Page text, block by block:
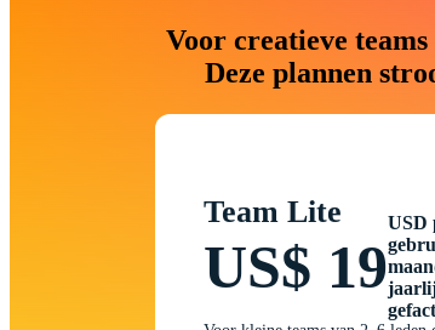
Voor creatieve
Deze plannen
Team Lite
US$ 19
USD